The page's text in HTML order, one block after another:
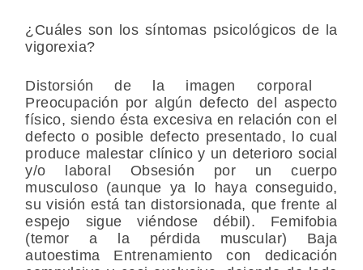
¿Cuáles son los síntomas psicológicos de la
vigorexia?
Distorsión de la imagen corporal
Preocupación por algún defecto del aspecto
físico, siendo ésta excesiva en relación con el
defecto o posible defecto presentado, lo cual
produce malestar clínico y un deterioro social
y/o laboral Obsesión por un cuerpo
musculoso (aunque ya lo haya conseguido,
su visión está tan distorsionada, que frente al
espejo sigue viéndose débil). Femifobia
(temor a la pérdida muscular) Baja
autoestima Entrenamiento con dedicación